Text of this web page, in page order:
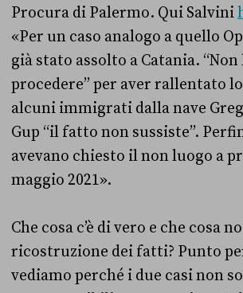
Procura di Palermo. Qui Salvini
«Per un caso analogo a quello
già stato assolto a Catania. “Non
procedere” per aver rallentato
alcuni immigrati dalla nave
Gup “il fatto non sussiste”.
avevano chiesto il non luogo a
maggio 2021».
Che cosa c’è di vero e che cosa
ricostruzione dei fatti? Punto
vediamo perché i due casi non